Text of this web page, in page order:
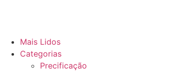
Mais Lidos
Categorias
Precificação